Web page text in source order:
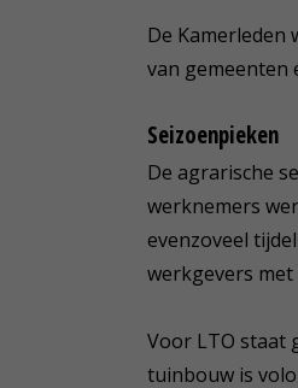
De Kamerleden
van gemeenten
Seizoenpieken
De agrarische
werknemers
evenzoveel
werkgevers
Voor LTO staat
tuinbouw is